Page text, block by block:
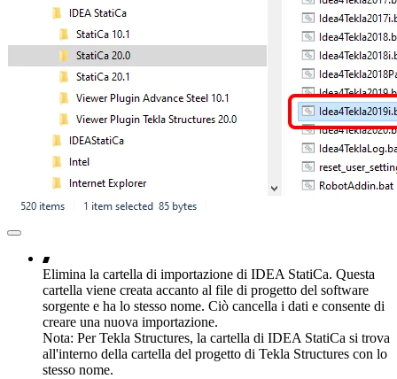
Elimina la cartella di importazione di IDEA StatiCa. Questa
cartella viene creata accanto al file di progetto del software
sorgente e ha lo stesso nome. Ciò cancella i dati e consente di
creare una nuova importazione.
Nota: Per Tekla Structures, la cartella di IDEA StatiCa si trova
all'interno della cartella del progetto di Tekla Structures con lo
stesso nome.